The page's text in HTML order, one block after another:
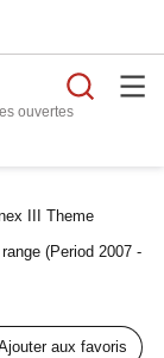
ouvertes
III Theme
(Period 2007 -
aux favoris